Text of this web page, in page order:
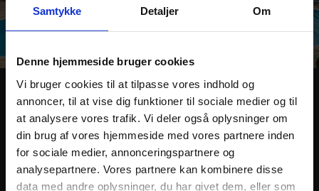
Samtykke Detaljer Om
Denne hjemmeside bruger cookies
Vi bruger cookies til at tilpasse vores indhold og
annoncer, til at vise dig funktioner til sociale medier og til
at analysere vores trafik. Vi deler også oplysninger om
din brug af vores hjemmeside med vores partnere inden
for sociale medier, annonceringspartnere og
analysepartnere. Vores partnere kan kombinere disse
data med andre oplysninger, du har givet dem, eller som
Diani Sea Lodge
Diani Sea Lodge er et strandresort med en god All-
inclusive restaurant
Hertil er der en skøn pool med udsigt til det Indiske